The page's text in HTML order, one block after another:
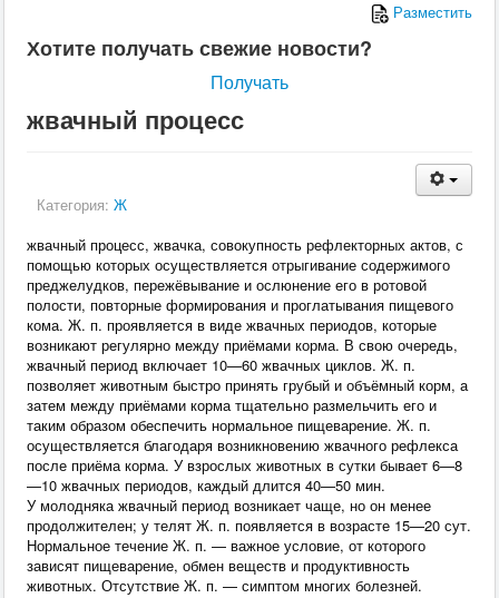
Разместить
Хотите получать свежие новости?
Получать
жвачный процесс
Категория: Ж
жвачный процесс, жвачка, совокупность рефлекторных актов, с
помощью которых осуществляется отрыгивание содержимого
преджелудков, пережёвывание и ослюнение его в ротовой
полости, повторные формирования и проглатывания пищевого
кома. Ж. п. проявляется в виде жвачных периодов, которые
возникают регулярно между приёмами корма. В свою очередь,
жвачный период включает 10—60 жвачных циклов. Ж. п.
позволяет животным быстро принять грубый и объёмный корм, а
затем между приёмами корма тщательно размельчить его и
таким образом обеспечить нормальное пищеварение. Ж. п.
осуществляется благодаря возникновению жвачного рефлекса
после приёма корма. У взрослых животных в сутки бывает 6—8
—10 жвачных периодов, каждый длится 40—50 мин.
У молодняка жвачный период возникает чаще, но он менее
продолжителен; у телят Ж. п. появляется в возрасте 15—20 сут.
Нормальное течение Ж. п. — важное условие, от которого
зависят пищеварение, обмен веществ и продуктивность
животных. Отсутствие Ж. п. — симптом многих болезней.